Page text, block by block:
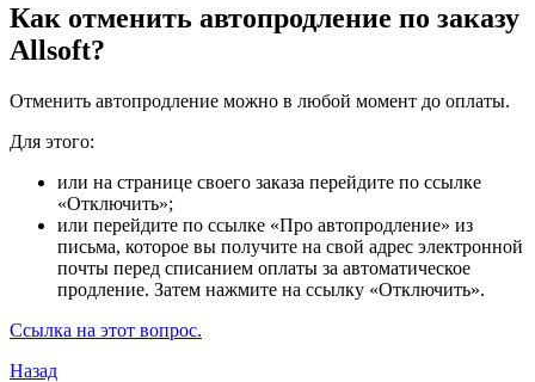
Как отменить автопродление по заказу
Allsoft?
Отменить автопродление можно в любой момент до оплаты.
Для этого:
или на странице своего заказа перейдите по ссылке
«Отключить»;
или перейдите по ссылке «Про автопродление» из
письма, которое вы получите на свой адрес электронной
почты перед списанием оплаты за автоматическое
продление. Затем нажмите на ссылку «Отключить».
Ссылка на этот вопрос.
Назад